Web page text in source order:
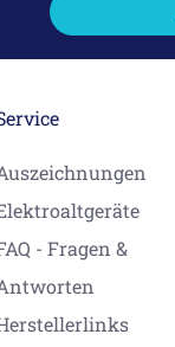
- Fragen &